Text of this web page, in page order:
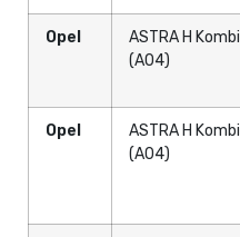
Opel
ASTRA H Kombi
(A04)
Opel
ASTRA H Kombi
(A04)